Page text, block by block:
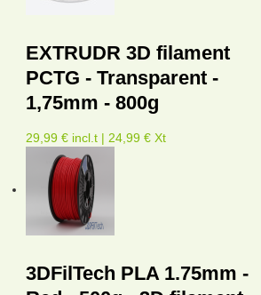
EXTRUDR 3D filament
PCTG - Transparent -
1,75mm - 800g
29,99 € incl.t | 24,99 € Xt
3DFilTech PLA 1.75mm -